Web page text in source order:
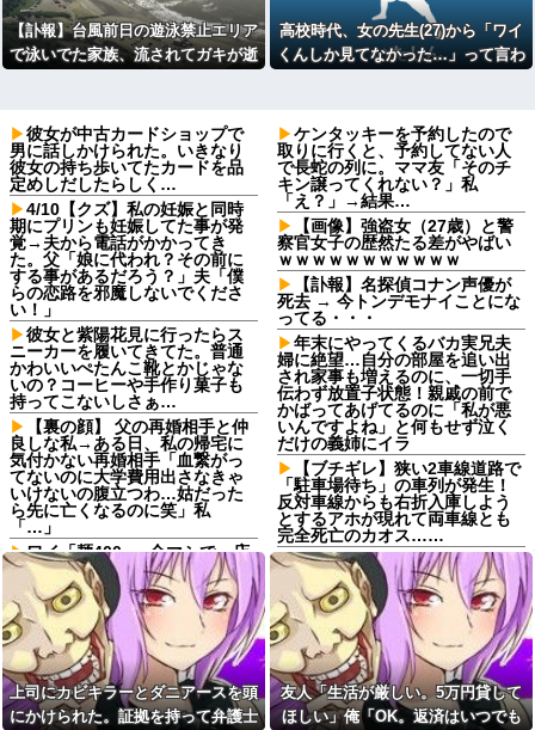
【訃報】台風前日の遊泳禁止エリア
で泳いでた家族、流されてガキが逝
高校時代、女の先生(27)から「ワイ
くんしか見てなかった…」って言わ
彼女が中古カードショップで
男に話しかけられた。いきなり
彼女の持ち歩いてたカードを品
定めしだしたらしく…
4/10【クズ】私の妊娠と同時
期にプリンも妊娠してた事が発
覚→夫から電話がかかってき
た。父「娘に代われ？その前に
する事があるだろう？」夫「僕
らの恋路を邪魔しないでくださ
い！」
彼女と紫陽花見に行ったらス
ニーカーを履いてきてた。普通
かわいいぺたんこ靴とかじゃな
いの？コーヒーや手作り菓子も
持ってこないしさぁ…
【裏の顔】 父の再婚相手と仲
良しな私→ある日、私の帰宅に
気付かない再婚相手「血繋がっ
てないのに大学費用出さなきゃ
いけないの腹立つわ…姑だった
ら先に亡くなるのに笑」私
「…」
ワイ「麺400g、全マシで」店
主「ウチのマシは多いです
よ！」ワイ「いいから」
母が父の長年のフリンを理由
に離婚を要求してきた。父も私
も驚いたが母の言い分を聞くと...
義母「俺さん、彼女はいない
の？」俺「いません」義母「嫁
子、チャンスよ！」→その瞬
間、嫁が顔を真っ赤にして…
ケンタッキーを予約したので
取りに行くと、予約してない人
で長蛇の列に。ママ友「そのチ
キン譲ってくれない？」私
「え？」→結果…
【画像】強盗女（27歳）と警
察官女子の歴然たる差がやばい
ｗｗｗｗｗｗｗｗｗｗｗ
【訃報】名探偵コナン声優が
死去 → 今トンデモナイことにな
ってる・・・
年末にやってくるバカ実兄夫
婦に絶望…自分の部屋を追い出
され家事も増えるのに、一切手
伝わず放置子状態！親戚の前で
かばってあげてるのに「私が悪
いんですよね」と何もせず泣く
だけの義姉にイラ
【ブチギレ】狭い2車線道路で
「駐車場待ち」の車列が発生！
反対車線からも右折入庫しよう
とするアホが現れて両車線とも
完全死亡のカオス……
『ドッキリGP』、松田元太と
中年男性スタッフの“息吐きかけ
合い”企画に「嫌すぎる」…相次
ぐ男性アイドルへの“悪ノリ”に
一部視聴者が苦言
『ドッキリGP』、松田元太と
中年男性スタッフの“息吐きかけ
合い”企画に「嫌すぎる」…相次
ぐ男性アイドルへの“悪ノリ”に
一部視聴者が苦言
上司にカビキラーとダニアースを頭
にかけられた。証拠を持って弁護士
友人「生活が厳しい。5万円貸して
ほしい」俺「OK。返済はいつでも